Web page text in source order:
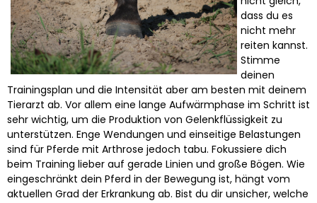
dass du es
nicht mehr
reiten kannst.
Stimme
deinen
Trainingsplan und die Intensität aber am besten mit deinem
Tierarzt ab. Vor allem eine lange Aufwärmphase im Schritt ist
sehr wichtig, um die Produktion von Gelenkflüssigkeit zu
unterstützen. Enge Wendungen und einseitige Belastungen
sind für Pferde mit Arthrose jedoch tabu. Fokussiere dich
beim Training lieber auf gerade Linien und große Bögen. Wie
eingeschränkt dein Pferd in der Bewegung ist, hängt vom
aktuellen Grad der Erkrankung ab. Bist du dir unsicher, welche